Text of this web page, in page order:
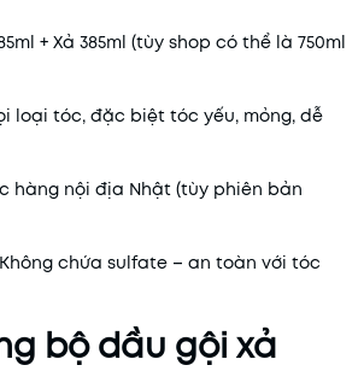
+ Xả 385ml (tùy shop có thể là 750ml
loại tóc, đặc biệt tóc yếu, mỏng, dễ
hàng nội địa Nhật (tùy phiên bản
chứa sulfate – an toàn với tóc
bộ dầu gội xả